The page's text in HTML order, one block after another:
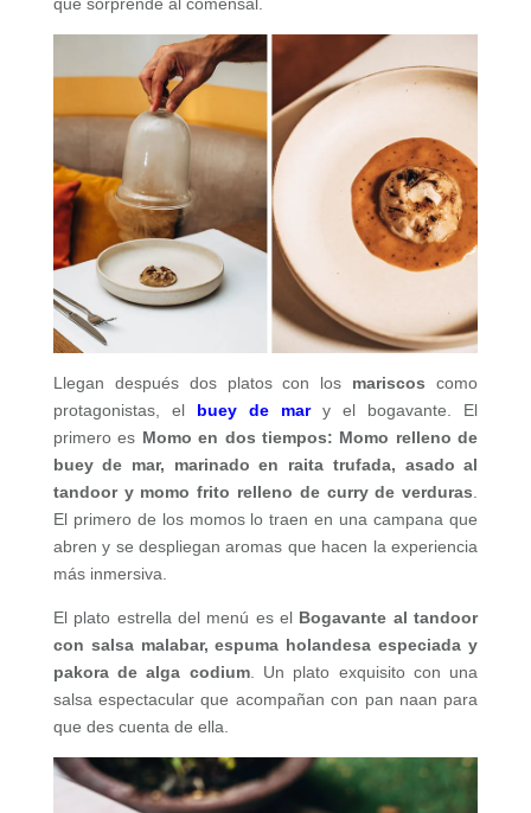
Llegan después dos platos con los mariscos como
protagonistas, el buey de mary el bogavante. El
primero es Momo en dos tiempos: Momo relleno de
buey de mar, marinado en raita trufada, asado al
tandoor y momo frito relleno de curry de verduras
El primero de los momos lo traen en una campana que
abren y se despliegan aromas que hacen la experiencia
más inmersiva.
El plato estrella del menú es el Bogavante al tandoor
con salsa malabar, espuma holandesa especiada y
pakora de alga codium. Un plato exquisito con una
salsa espectacular que acompañan con pan naan para
que des cuenta de ella.